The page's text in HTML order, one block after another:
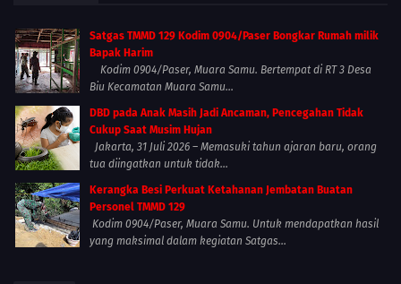
Satgas TMMD 129 Kodim 0904/Paser Bongkar Rumah milik
Bapak Harim
Kodim 0904/Paser, Muara Samu. Bertempat di RT 3 Desa
Biu Kecamatan Muara Samu...
DBD pada Anak Masih Jadi Ancaman, Pencegahan Tidak
Cukup Saat Musim Hujan
Jakarta, 31 Juli 2026 – Memasuki tahun ajaran baru, orang
tua diingatkan untuk tidak...
Kerangka Besi Perkuat Ketahanan Jembatan Buatan
Personel TMMD 129
Kodim 0904/Paser, Muara Samu. Untuk mendapatkan hasil
yang maksimal dalam kegiatan Satgas...